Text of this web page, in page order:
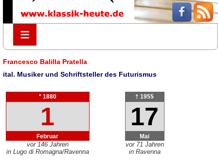
≡
≡
Francesco Balilla Pratella
ital. Musiker und Schriftsteller des Futurismus
* 1880
1
Februar
vor 146 Jahren
in Lugo di Romagna/Ravenna
† 1955
17
Mai
vor 71 Jahren
in Ravenna